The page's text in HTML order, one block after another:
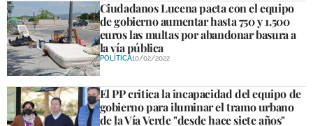
Ciudadanos Lucena pacta con el equipo
de gobierno aumentar hasta 750 y 1.500
euros las multas por abandonar basura a
la vía pública
POLÍTICA10/02/2022
El PP critica la incapacidad del equipo de
gobierno para iluminar el tramo urbano
de la Vía Verde "desde hace siete años"